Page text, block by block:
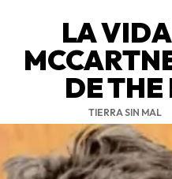
LA
DE THE
TIERRA SIN MAL